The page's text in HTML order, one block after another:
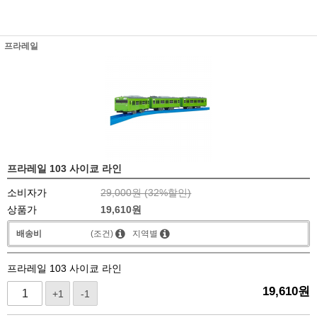
프라레일
프라레일 103 사이쿄 라인
소비자가 29,000원 (32%할인)
상품가
19,610원
배송비 (조건) 지역별
프라레일 103 사이쿄 라인
+1 -1 19,610원